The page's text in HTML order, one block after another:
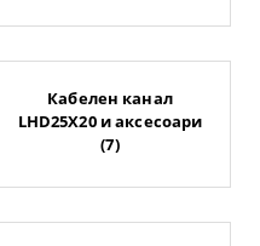
Кабелен канал
LHD25X20 и аксесоари
(7)